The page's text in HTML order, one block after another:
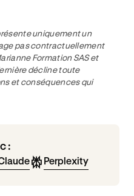
uniquement un
pas contractuellement
Formation SAS et
décline toute
et conséquences qui
:
Perplexity